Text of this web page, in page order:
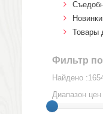
Новинки
Товары
Фильтр
Найдено
Диапазон цен